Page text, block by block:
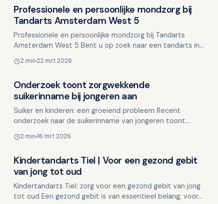
Overig nieuws
Professionele en persoonlijke mondzorg bij
Tandarts Amsterdam West 5
Professionele en persoonlijke mondzorg bij Tandarts
Amsterdam West 5 Bent u op zoek naar een tandarts in
Tand…
2 min 22 mrt 2026
Overig nieuws
Onderzoek toont zorgwekkende
suikerinname bij jongeren aan
Suiker en kinderen: een groeiend probleem Recent
onderzoek naar de suikerinname van jongeren toont
regelm…
2 min 16 mrt 2026
Overig nieuws
Kindertandarts Tiel | Voor een gezond gebit
van jong tot oud
Kindertandarts Tiel: zorg voor een gezond gebit van jong
tot oud Een gezond gebit is van essentieel belang, vooral